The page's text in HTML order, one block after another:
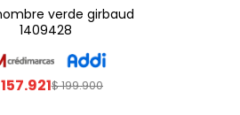
1409428
157.921$199.900